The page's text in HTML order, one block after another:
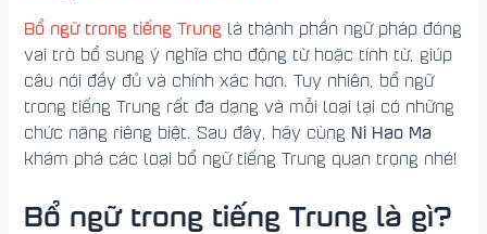
Bổ ngữ trong tiếng Trung là thành phần ngữ pháp đóng
vai trò bổ sung ý nghĩa cho động từ hoặc tính từ, giúp
câu nói đầy đủ và chính xác hơn. Tuy nhiên, bổ ngữ
trong tiếng Trung rất đa dạng và mỗi loại lại có những
chức năng riêng biệt. Sau đây, hãy cùng Ni Hao Ma
khám phá các loại bổ ngữ tiếng Trung quan trọng nhé!
Bổ ngữ trong tiếng Trung là gì?